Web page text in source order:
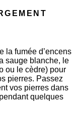
la fumée d’encens
sauge blanche, le
ou le cèdre) pour
pierres. Passez
vos pierres dans
quelques